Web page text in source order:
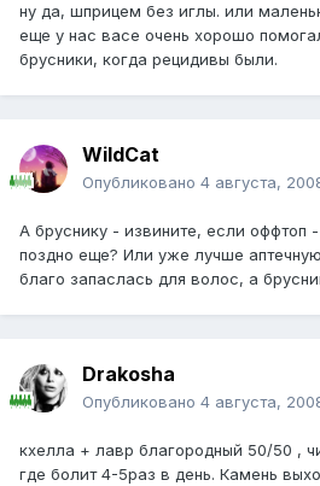
ну да, шприцем без иглы. или
еще у нас васе очень хорошо
брусники, когда рецидивы были.
WildCat
Опубликовано 4 августа,
А бруснику - извините, если оффтоп
поздно еще? Или уже лучше
благо запаслась для волос, а
Drakosha
Опубликовано 4 августа,
кхелла + лавр благородный 50/50 ,
где болит 4-5раз в день. Камень